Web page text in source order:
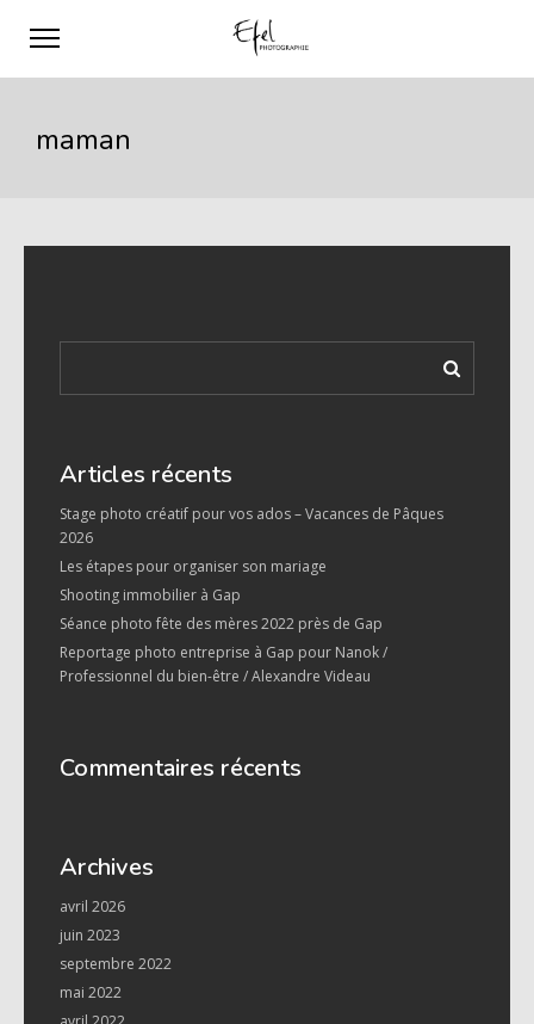
maman
Articles récents
Stage photo créatif pour vos ados – Vacances de Pâques
2026
Les étapes pour organiser son mariage
Shooting immobilier à Gap
Séance photo fête des mères 2022 près de Gap
Reportage photo entreprise à Gap pour Nanok /
Professionnel du bien-être / Alexandre Videau
Commentaires récents
Archives
avril 2026
juin 2023
septembre 2022
mai 2022